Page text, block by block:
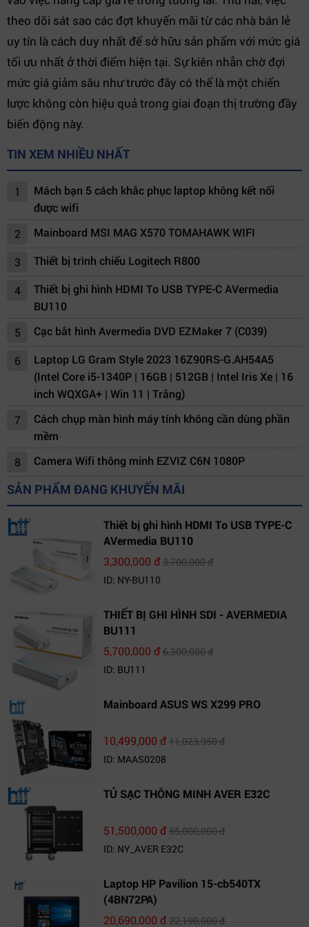
theo dõi sát sao các đợt khuyến mãi từ các nhà bán lẻ
uy tín là cách duy nhất để sở hữu sản phẩm với mức giá
tối ưu nhất ở thời điểm hiện tại. Sự kiên nhẫn chờ đợi
mức giá giảm sâu như trước đây có thể là một chiến
lược không còn hiệu quả trong giai đoạn thị trường đầy
biến động này.
TIN XEM NHIỀU NHẤT
1
Mách bạn 5 cách khắc phục laptop không kết nối
được wifi
2
Mainboard MSI MAG X570 TOMAHAWK WIFI
3 Thiết bị trình chiếu Logitech R800
4
Thiết bị ghi hình HDMI To USB TYPE-C AVermedia
BU110
5
Cạc bắt hình Avermedia DVD EZMaker 7 (C039)
6
Laptop LG Gram Style 2023 16Z90RS-G.AH54A5
(Intel Core i5-1340P | 16GB | 512GB | Intel Iris Xe | 16
inch WQXGA+ | Win 11 | Trắng)
7
Cách chụp màn hình máy tính không cần dùng phần
mềm
8
Camera Wifi thông minh EZVIZ C6N 1080P
SẢN PHẨM ĐANG KHUYẾN MÃI
Thiết bị ghi hình HDMI To USB TYPE-C
AVermedia BU110
3,300,000 đ3,700,000 đ
ID: NY-BU110
THIẾT BỊ GHI HÌNH SDI - AVERMEDIA
BU111
5,700,000 đ6,300,000 đ
ID: BU111
Mainboard ASUS WS X299 PRO
10,499,000 đ11,023,950 đ
ID: MAAS0208
TỦ SẠC THÔNG MINH AVER E32C
51,500,000 đ55,000,000 đ
ID: NY_AVER E32C
Laptop HP Pavilion 15-cb540TX
(4BN72PA)
20,690,000 đ22,190,000 đ